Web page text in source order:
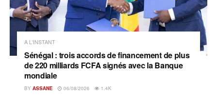
A L'INSTANT
Sénégal : trois accords de financement de plus
de 220 milliards FCFA signés avec la Banque
mondiale
BY ASSANE 06/08/2026 1.4K